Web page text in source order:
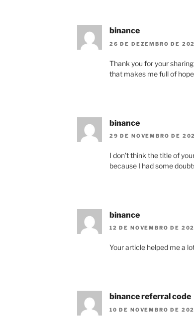
binance
26 DE DEZEMBRO DE
Thank you for your
that makes me full of
binance
29 DE NOVEMBRO DE
I don’t think the title of
because I had some
binance
12 DE NOVEMBRO DE
Your article helped me a
binance referral code
10 DE NOVEMBRO DE